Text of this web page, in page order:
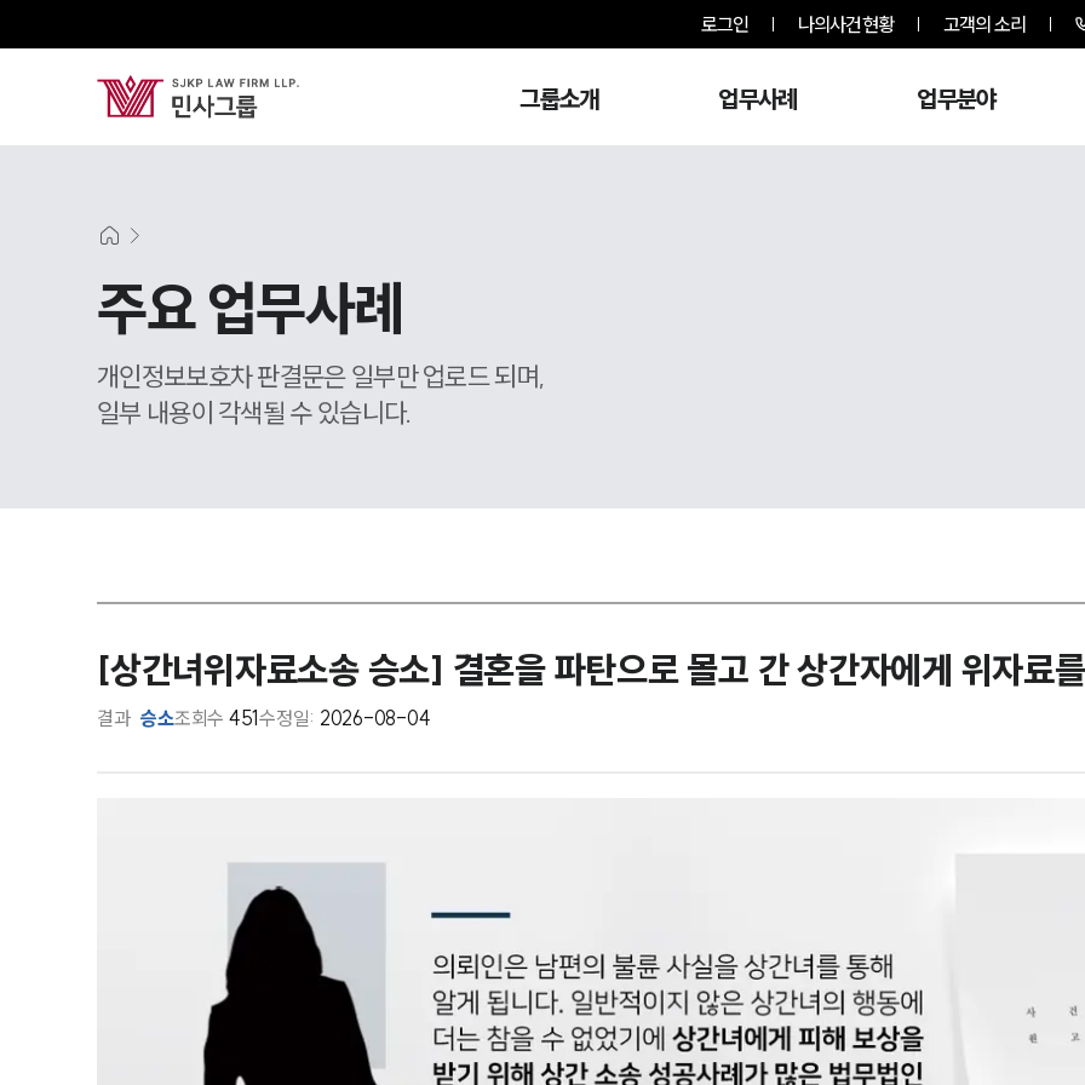
로그인 나의사건현황 고객의 소리
그룹소개 업무사례 업무분야
주요 업무사례
개인정보보호차 판결문은 일부만 업로드 되며,
일부 내용이 각색될 수 있습니다.
[상간녀위자료소송 승소] 결혼을 파탄으로 몰고 간 상간자에게 위자료
결과 승소조회수 451수정일: 2026-08-04